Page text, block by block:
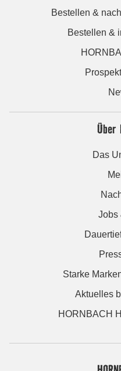
Bestellen &
Bestellen &
Über
Das
Jobs
Starke
Aktuelles
HORNBACH